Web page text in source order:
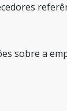
sobre a